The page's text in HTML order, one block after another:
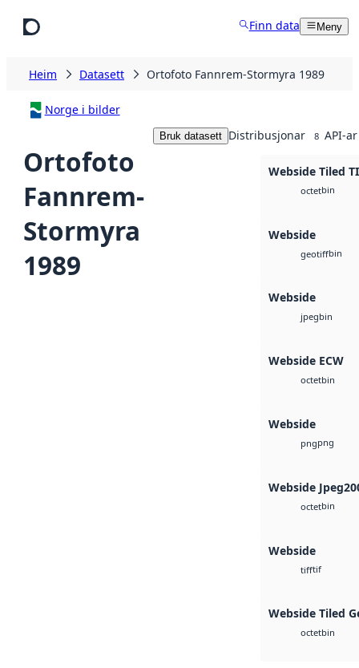
Finn data Meny
Heim Datasett Ortofoto Fannrem-Stormyra 1989
Norge i bilder
Ortofoto
Fannrem-
Stormyra
1989
Bruk datasett Distribusjonar 8 API-ar
Webside Tiled
octetbin
Webside
geotiffbin
Webside
jpegbin
Webside ECW
octetbin
Webside
pngpng
Webside
octetbin
Webside
tifftif
Webside Tiled
octetbin